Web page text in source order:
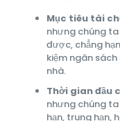
Mục tiêu tài
nhưng chúng
được, chẳng
kiệm ngân
nhà.
Thời gian đầu
nhưng chúng ta
hạn, trung hạn,